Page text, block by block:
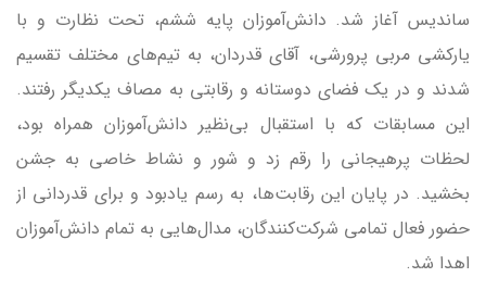
ساندیس آغاز شد. دانش‌آموزان پایه ششم، تحت نظارت و با
یارکشی مربی پرورشی، آقای قدردان، به تیم‌های مختلف تقسیم
شدند و در یک فضای دوستانه و رقابتی به مصاف یکدیگر رفتند.
این مسابقات که با استقبال بی‌نظیر دانش‌آموزان همراه بود،
لحظات پرهیجانی را رقم زد و شور و نشاط خاصی به جشن
بخشید. در پایان این رقابت‌ها، به رسم یادبود و برای قدردانی از
حضور فعال تمامی شرکت‌کنندگان، مدال‌هایی به تمام دانش‌آموزان
اهدا شد.